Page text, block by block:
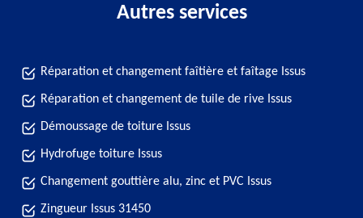
Autres services
Réparation et changement faîtière et faîtage Issus
Réparation et changement de tuile de rive Issus
Démoussage de toiture Issus
Hydrofuge toiture Issus
Changement gouttière alu, zinc et PVC Issus
Zingueur Issus 31450